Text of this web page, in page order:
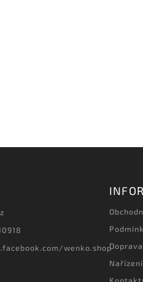
wenko.shop